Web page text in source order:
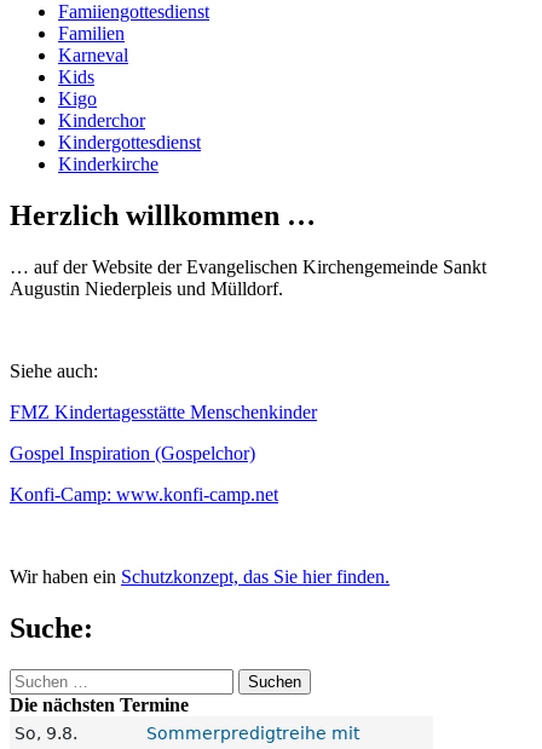
und
Termine
für
Familien“
Famiiengottesdienst
Familien
Karneval
Kids
Kigo
Kinderchor
Kindergottesdienst
Kinderkirche
Herzlich willkommen …
… auf der Website der Evangelischen Kirchengemeinde Sankt
Augustin Niederpleis und Mülldorf.
Siehe auch:
FMZ Kindertagesstätte Menschenkinder
Gospel Inspiration (Gospelchor)
Konfi-Camp: www.konfi-camp.net
Wir haben ein Schutzkonzept, das Sie hier finden.
Suche:
Suchen
nach:
Die nächsten Termine